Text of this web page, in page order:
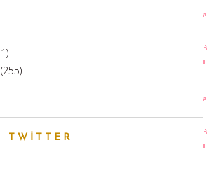
(255)
TWITTER